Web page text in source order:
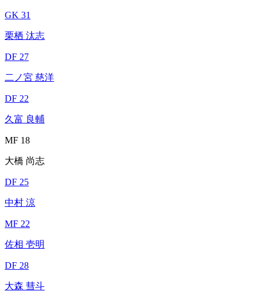
GK 31
栗栖 汰志
DF 27
二ノ宮 慈洋
DF 22
久富 良輔
MF 18
大橋 尚志
DF 25
中村 涼
MF 22
佐相 壱明
DF 28
大森 彗斗